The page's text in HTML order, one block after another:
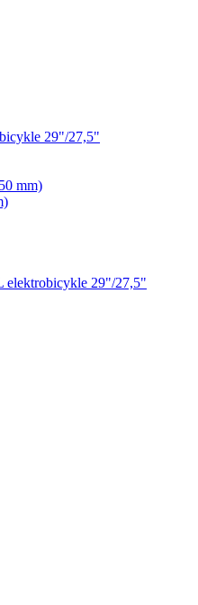
29"/27,5"
mm)
elektrobicykle 29"/27,5"